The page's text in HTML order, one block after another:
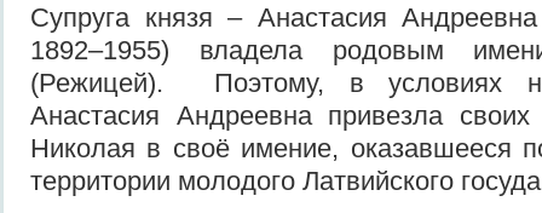
Супруга князя – Анастасия
1892–1955) владела родовым
(Режицей). Поэтому, в условиях
Анастасия Андреевна привезла
Николая в своё имение, оказавшееся
территории молодого Латвийского